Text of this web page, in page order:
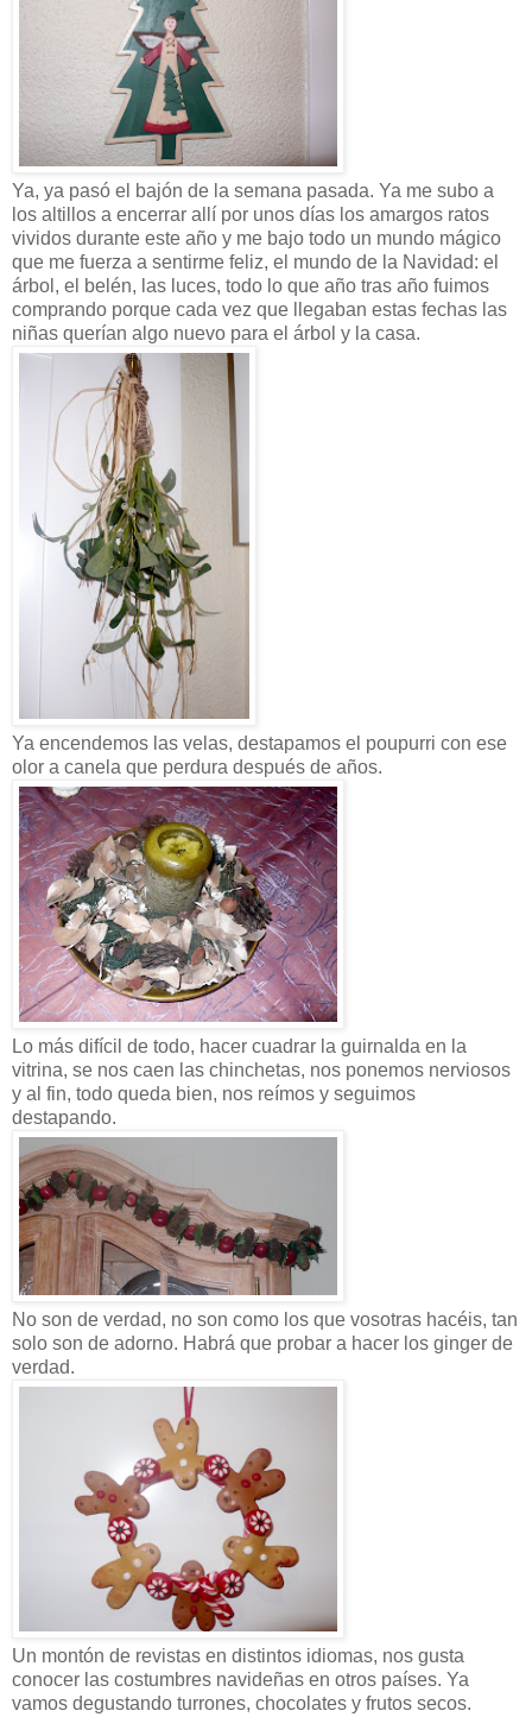
Ya, ya pasó el bajón de la semana pasada. Ya me subo a
los altillos a encerrar allí por unos días los amargos ratos
vividos durante este año y me bajo todo un mundo mágico
que me fuerza a sentirme feliz, el mundo de la Navidad: el
árbol, el belén, las luces, todo lo que año tras año fuimos
comprando porque cada vez que llegaban estas fechas las
niñas querían algo nuevo para el árbol y la casa.
Ya encendemos las velas, destapamos el poupurri con ese
olor a canela que perdura después de años.
Lo más difícil de todo, hacer cuadrar la guirnalda en la
vitrina, se nos caen las chinchetas, nos ponemos nerviosos
y al fin, todo queda bien, nos reímos y seguimos
destapando.
No son de verdad, no son como los que vosotras hacéis, tan
solo son de adorno. Habrá que probar a hacer los ginger de
verdad.
Un montón de revistas en distintos idiomas, nos gusta
conocer las costumbres navideñas en otros países. Ya
vamos degustando turrones, chocolates y frutos secos.